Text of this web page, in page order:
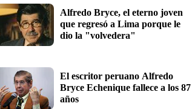
Alfredo Bryce, el eterno joven
que regresó a Lima porque le
dio la "volvedera"
El escritor peruano Alfredo
Bryce Echenique fallece a los 87
años